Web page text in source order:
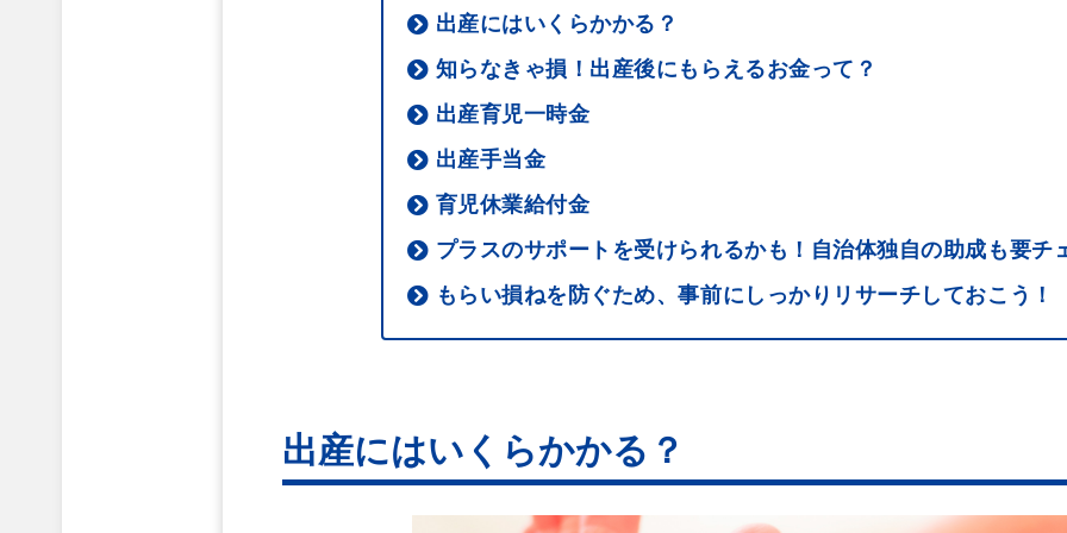
出産にはいくらかかる？
知らなきゃ損！出産後にもらえるお金って？
出産育児一時金
出産手当金
育児休業給付金
プラスのサポートを受けられるかも！自治体独自の助成も要チ
もらい損ねを防ぐため、事前にしっかりリサーチしておこう！
出産にはいくらかかる？